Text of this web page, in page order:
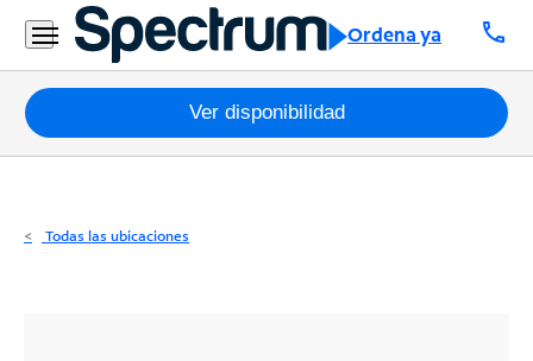
Ordena ya call
Residencial
Business
Paquetes
Internet
Ver disponibilidad
Todas las ubicaciones